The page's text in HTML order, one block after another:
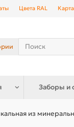
Цвета RAL
Заборы и
из